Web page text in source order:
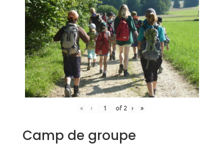
« ‹ of 2 › »
Camp de groupe